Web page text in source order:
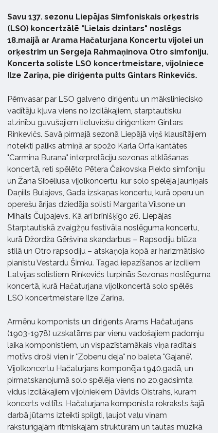
Savu 137. sezonu Liepājas Simfoniskais orķestris
(LSO) koncertzālē "Lielais dzintars" noslēgs
18.maijā ar Arama Hačaturjana Koncertu vijolei un
orķestrim un Sergeja Rahmaņinova Otro simfoniju.
Koncerta soliste LSO koncertmeistare, vijolniece
Ilze Zariņa, pie diriģenta pults Gintars Rinkevičs.
Pērnvasar par LSO galveno diriģentu un māksliniecisko
vadītāju kļuva viens no izcilākajiem, starptautisku
atzinību guvušajiem lietuviešu diriģentiem Gintars
Rinkevičs. Savā pirmajā sezonā Liepājā viņš klausītājiem
noteikti paliks atmiņā ar spožo Karla Orfa kantātes
"Carmina Burana" interpretāciju sezonas atklāšanas
koncertā, reti spēlēto Pētera Čaikovska Piekto simfoniju
un Žana Sibēliusa vijolkoncertu, kur solo spēlēja jauniņais
Daņiils Bulajevs, Gada izskaņas koncertu, kurā operu un
operešu ārijas dziedāja solisti Margarita Vilsone un
Mihails Čuļpajevs. Kā arī brīnišķīgo 26. Liepājas
Starptautiskā zvaigžņu festivāla noslēguma koncertu,
kurā Džordža Gēršvina skaņdarbus – Rapsodiju blūza
stilā un Otro rapsodiju – atskaņoja kopā ar harizmātisko
pianistu Vestardu Šimku. Tagad iepazīšanos ar izciliem
Latvijas solistiem Rinkevičs turpinās Sezonas noslēguma
koncertā, kurā Hačaturjana vijolkoncertā solo spēlēs
LSO koncertmeistare Ilze Zariņa.
Armēņu komponists un diriģents Arams Hačaturjans
(1903-1978) uzskatāms par vienu vadošajiem padomju
laika komponistiem, un vispazīstamākais viņa radītais
motīvs droši vien ir "Zobenu deja" no baleta "Gajanē".
Vijolkoncertu Hačaturjans komponēja 1940.gadā, un
pirmatskaņojumā solo spēlēja viens no 20.gadsimta
vidus izcilākajiem vijolniekiem Dāvids Oistrahs, kuram
koncerts veltīts. Hačaturjana komponista rokraksts šajā
darbā jūtams izteikti spilgti, ļaujot vaļu viņam
raksturīgajām ritmiskajām struktūrām un tautas mūzikā